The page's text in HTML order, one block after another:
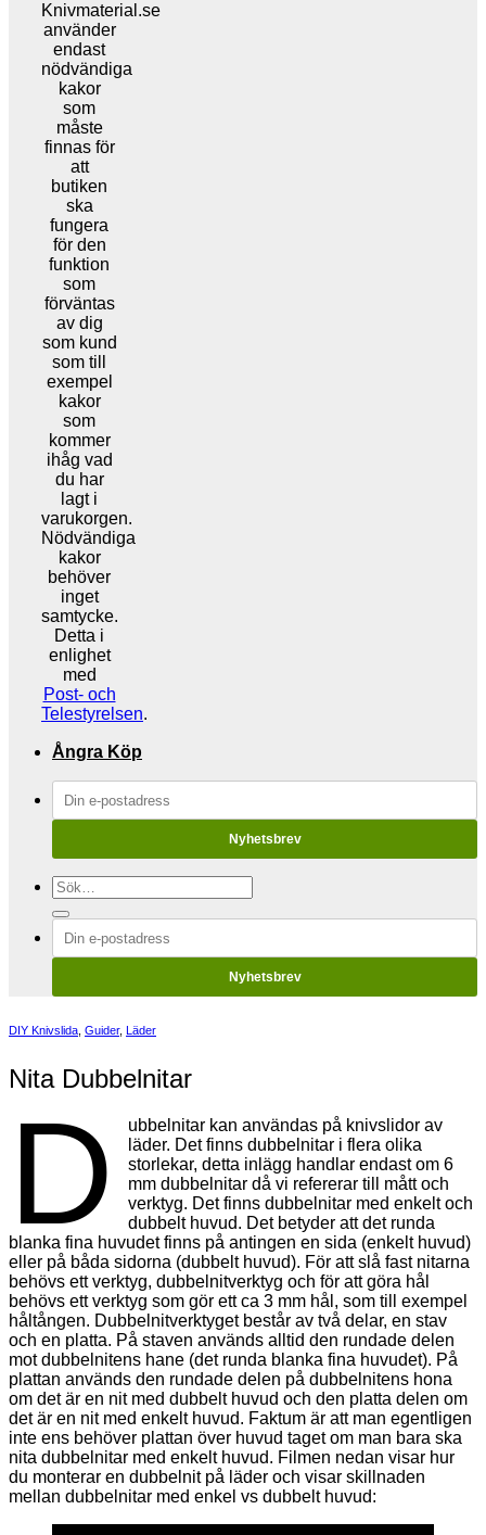
Knivmaterial.se
använder
endast
nödvändiga
kakor
som
måste
finnas för
att
butiken
ska
fungera
för den
funktion
som
förväntas
av dig
som kund
som till
exempel
kakor
som
kommer
ihåg vad
du har
lagt i
varukorgen.
Nödvändiga
kakor
behöver
inget
samtycke.
Detta i
enlighet
med
Post- och
Telestyrelsen.
Ångra Köp
Nyhetsbrev
Sök
efter:
Nyhetsbrev
DIY Knivslida Guider, Läder
Nita Dubbelnitar
D
ubbelnitar kan användas på knivslidor av
läder. Det finns dubbelnitar i flera olika
storlekar, detta inlägg handlar endast om 6
mm dubbelnitar då vi refererar till mått och
verktyg. Det finns dubbelnitar med enkelt och
dubbelt huvud. Det betyder att det runda
blanka fina huvudet finns på antingen en sida (enkelt huvud)
eller på båda sidorna (dubbelt huvud). För att slå fast nitarna
behövs ett verktyg, dubbelnitverktyg och för att göra hål
behövs ett verktyg som gör ett ca 3 mm hål, som till exempel
håltången. Dubbelnitverktyget består av två delar, en stav
och en platta. På staven används alltid den rundade delen
mot dubbelnitens hane (det runda blanka fina huvudet). På
plattan används den rundade delen på dubbelnitens hona
om det är en nit med dubbelt huvud och den platta delen om
det är en nit med enkelt huvud. Faktum är att man egentligen
inte ens behöver plattan över huvud taget om man bara ska
nita dubbelnitar med enkelt huvud. Filmen nedan visar hur
du monterar en dubbelnit på läder och visar skillnaden
mellan dubbelnitar med enkel vs dubbelt huvud: